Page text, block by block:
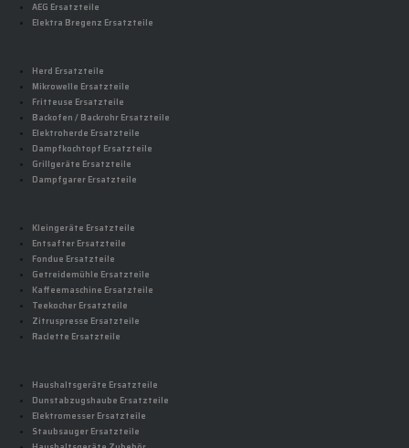
AEG Ersatzteile
Elektra Bregenz Ersatzteile
Herd Ersatzteile
Mikrowelle Ersatzteile
Fritteuse Ersatzteile
Backofen / Backrohr Ersatzteile
Elektroherde Ersatzteile
Dampfkochtopf Ersatzteile
Grillgeräte Ersatzteile
Dampfgarer Ersatzteile
Kleingeräte Ersatzteile
Entsafter Ersatzteile
Fondue Ersatzteile
Getreidemühle Ersatzteile
Kaffeemaschine Ersatzteile
Teekocher Ersatzteile
Zitruspresse Ersatzteile
Raclette Ersatzteile
Haushaltsgeräte Ersatzteile
Dunstabzugshaube Ersatzteile
Elektromesser Ersatzteile
Staubsauger Ersatzteile